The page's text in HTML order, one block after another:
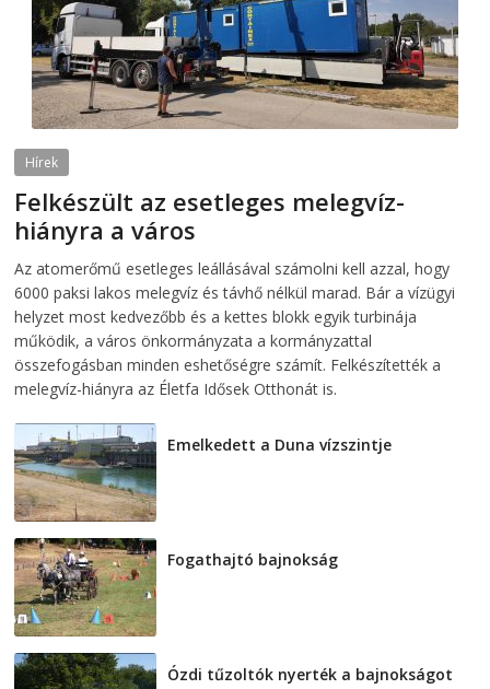
Hírek
Felkészült az esetleges melegvíz-
hiányra a város
Az atomerőmű esetleges leállásával számolni kell azzal, hogy
6000 paksi lakos melegvíz és távhő nélkül marad. Bár a vízügyi
helyzet most kedvezőbb és a kettes blokk egyik turbinája
működik, a város önkormányzata a kormányzattal
összefogásban minden eshetőségre számít. Felkészítették a
melegvíz-hiányra az Életfa Idősek Otthonát is.
Emelkedett a Duna vízszintje
Fogathajtó bajnokság
Ózdi tűzoltók nyerték a bajnokságot